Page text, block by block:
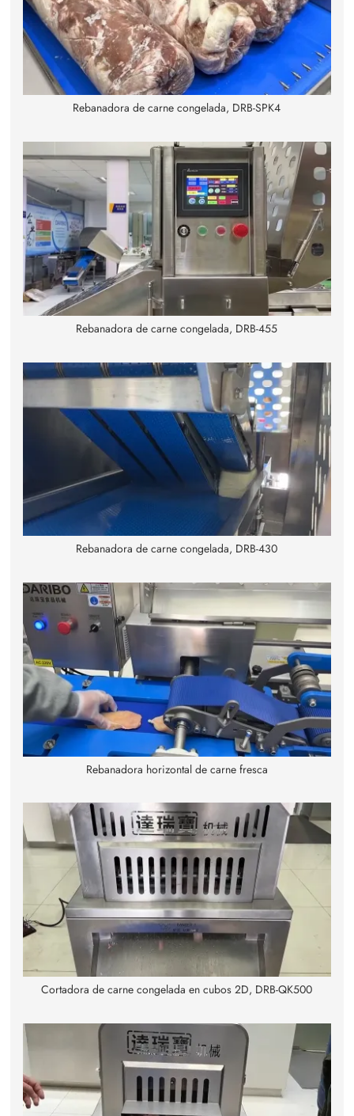
Rebanadora de carne congelada, DRB-SPK4
Rebanadora de carne congelada, DRB-455
Rebanadora de carne congelada, DRB-430
Rebanadora horizontal de carne fresca
Cortadora de carne congelada en cubos 2D, DRB-QK500